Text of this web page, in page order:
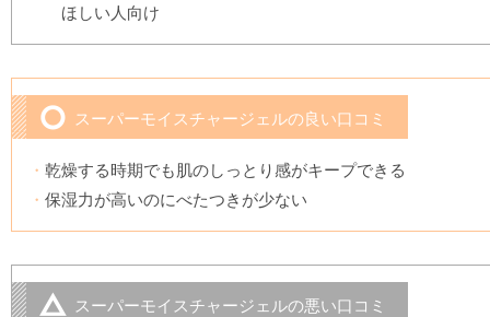
ほしい人向け
スーパーモイスチャージェルの良い口コミ
乾燥する時期でも肌のしっとり感がキープできる
保湿力が高いのにべたつきが少ない
スーパーモイスチャージェルの悪い口コミ